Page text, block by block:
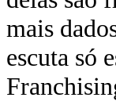
mais
escuta só